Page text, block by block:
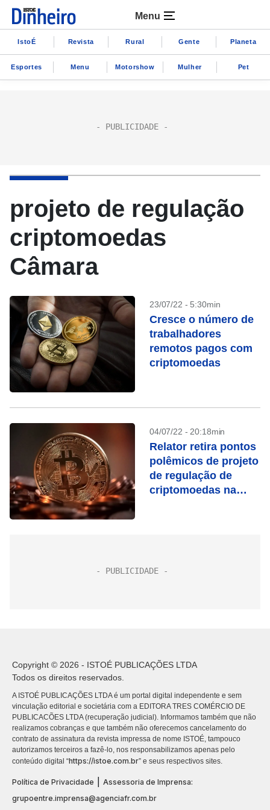
Menu
IstoÉ Revista Rural Gente Planeta
Esportes Menu Motorshow Mulher Pet
projeto de regulação
criptomoedas
Câmara
23/07/22 - 5:30min
Cresce o número de
trabalhadores
remotos pagos com
criptomoedas
04/07/22 - 20:18min
Relator retira pontos
polêmicos de projeto
de regulação de
criptomoedas na
Copyright © 2026 - ISTOÉ PUBLICAÇÕES LTDA
Todos os direitos reservados.
A ISTOÉ PUBLICAÇÕES LTDA é um portal digital independente e sem
vinculação editorial e societária com a EDITORA TRES COMÉRCIO DE
PUBLICACÕES LTDA (recuperação judicial). Informamos também que não
realizamos cobranças e que também não oferecemos cancelamento do
contrato de assinatura da revista impressa de nome ISTOÉ, tampouco
autorizamos terceiros a fazê-lo, nos responsabilizamos apenas pelo
conteúdo digital “https://istoe.com.br” e seus respectivos sites.
Política de Privacidade
Assessoria de Imprensa:
grupoentre.imprensa@agenciafr.com.br